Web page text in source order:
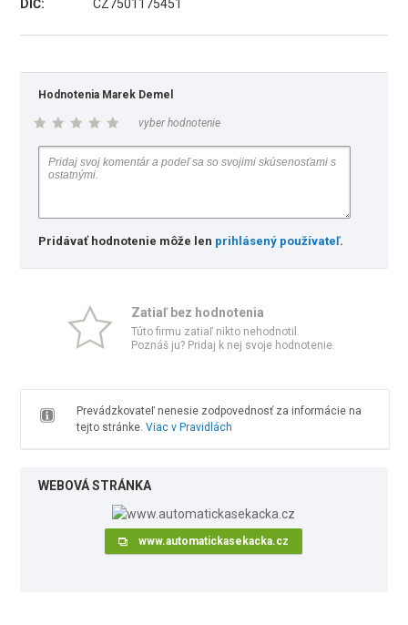
DIČ:
CZ7501175451
Hodnotenia Marek Demel
vyber hodnotenie
Pridávať hodnotenie môže len prihlásený používateľ.
Zatiaľ bez hodnotenia
Túto firmu zatiaľ nikto nehodnotil.
Poznáš ju? Pridaj k nej svoje hodnotenie.
Prevádzkovateľ nenesie zodpovednosť za informácie na
tejto stránke. Viac v Pravidlách
WEBOVÁ STRÁNKA
www.automatickasekacka.cz